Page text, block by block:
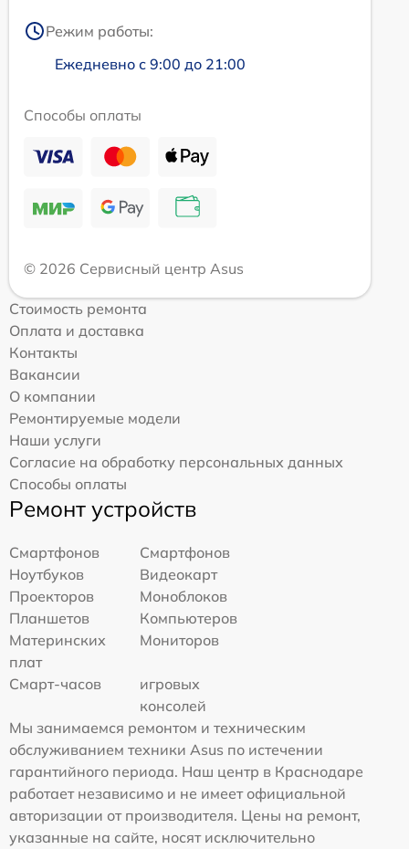
Режим работы:
Ежедневно с 9:00 до 21:00
Способы оплаты
© 2026 Сервисный центр Asus
Стоимость ремонта
Оплата и доставка
Контакты
Вакансии
О компании
Ремонтируемые модели
Наши услуги
Согласие на обработку персональных данных
Способы оплаты
Ремонт устройств
Смартфонов
Смартфонов
Ноутбуков
Видеокарт
Проекторов
Моноблоков
Планшетов
Компьютеров
Материнских
плат
Мониторов
Смарт-часов
игровых
консолей
Мы занимаемся ремонтом и техническим
обслуживанием техники Asus по истечении
гарантийного периода. Наш центр в Краснодаре
работает независимо и не имеет официальной
авторизации от производителя. Цены на ремонт,
указанные на сайте, носят исключительно